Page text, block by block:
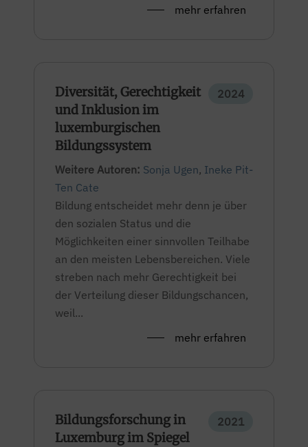
mehr erfahren
Diversität, Gerechtigkeit
und Inklusion im
luxemburgischen
Bildungssystem
2024
Weitere Autoren: Sonja Ugen, Ineke Pit-
Ten Cate
Bildung entscheidet mehr denn je über
den sozialen Status und die
Möglichkeiten einer sinnvollen Teilhabe
an den meisten Lebensbereichen. Viele
streben nach mehr Gerechtigkeit bei
der Verteilung dieser Bildungschancen,
weil...
mehr erfahren
Bildungsforschung in
Luxemburg im Spiegel
2021